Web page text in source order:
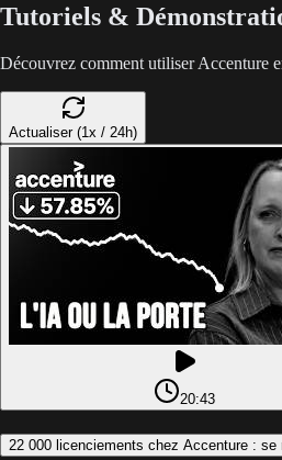
Tutoriels &
Découvrez comment utiliser Accenture
Actualiser (1x / 24h)
20:43
22 000 licenciements chez Accenture : se